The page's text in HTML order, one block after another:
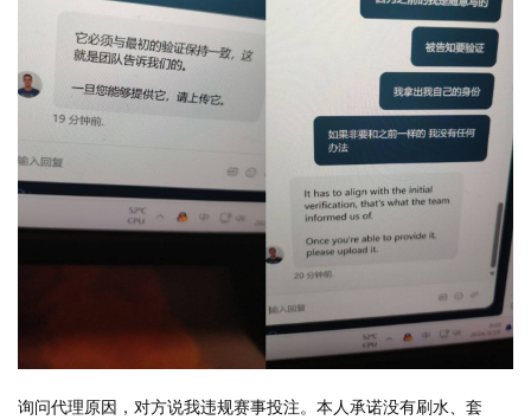
询问代理原因，对方说我违规赛事投注。本人承诺没有刷水、套